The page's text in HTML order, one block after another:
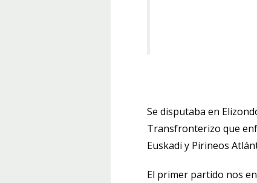
Se disputaba en
Transfronterizo que
Euskadi y Pirineos
El primer partido nos